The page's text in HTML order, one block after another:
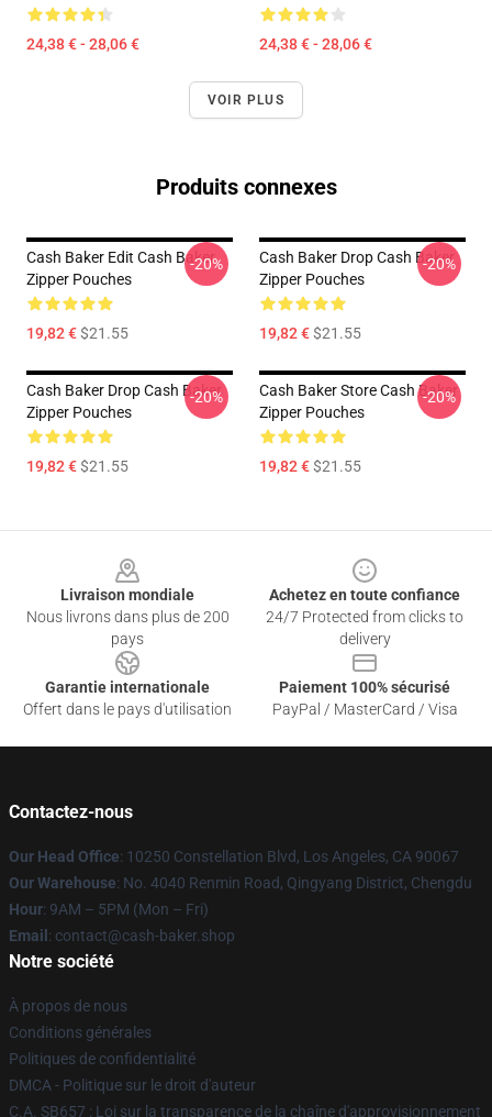
24,38 € - 28,06 € 24,38 € - 28,06 €
VOIR PLUS
Produits connexes
Cash Baker Edit Cash Baker
Zipper Pouches
19,82 €$21.55
-20%
Cash Baker Drop Cash Baker
Zipper Pouches
19,82 €$21.55
-20%
Cash Baker Drop Cash Baker
Zipper Pouches
19,82 €$21.55
-20%
Cash Baker Store Cash Baker
Zipper Pouches
19,82 €$21.55
-20%
Livraison mondiale
Nous livrons dans plus de 200
pays
Achetez en toute confiance
24/7 Protected from clicks to
delivery
Garantie internationale
Offert dans le pays d'utilisation
Paiement 100% sécurisé
PayPal / MasterCard / Visa
Contactez-nous
Our Head Office: 10250 Constellation Blvd, Los Angeles, CA 90067
Our Warehouse: No. 4040 Renmin Road, Qingyang District, Chengdu
Hour: 9AM – 5PM (Mon – Fri)
Email : contact@cash-baker.shop
Notre société
À propos de nous
Conditions générales
Politiques de confidentialité
DMCA - Politique sur le droit d'auteur
C.A. SB657 : Loi sur la transparence de la chaîne d'approvisionnement